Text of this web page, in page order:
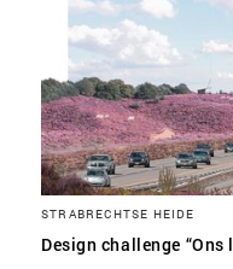
STRABRECHTSE HEIDE
Design challenge “Ons